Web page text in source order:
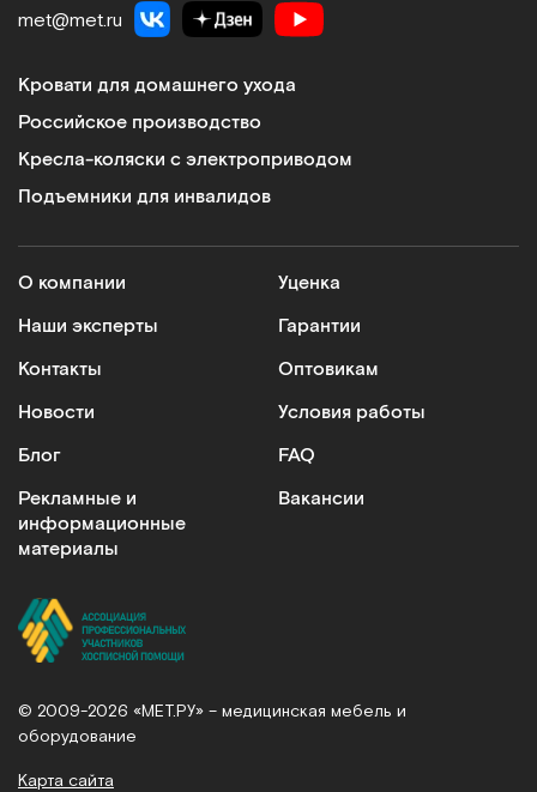
met@met.ru
Кровати для домашнего ухода
Российское производство
Кресла-коляски с электроприводом
Подъемники для инвалидов
О компании
Наши эксперты
Контакты
Новости
Блог
Рекламные и
информационные
материалы
Уценка
Гарантии
Оптовикам
Условия работы
FAQ
Вакансии
© 2009-2026 «МЕТ.РУ» – медицинская мебель и
оборудование
Карта сайта